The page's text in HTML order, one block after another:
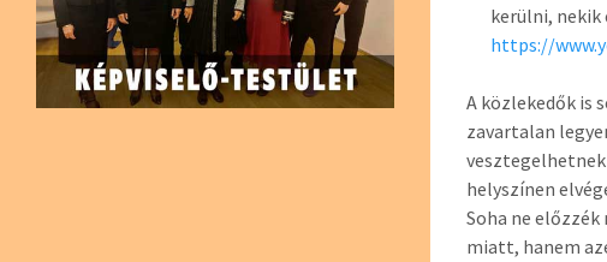
kerülni, nekik
https://
A közlekedők is
zavartalan
helyszínen
Soha ne
miatt, hanem